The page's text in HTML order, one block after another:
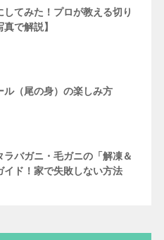
してみた！プロが教える切り
で解説】
ル（尾の身）の楽しみ方
ラバガニ・毛ガニの「解凍＆
イド！家で失敗しない方法